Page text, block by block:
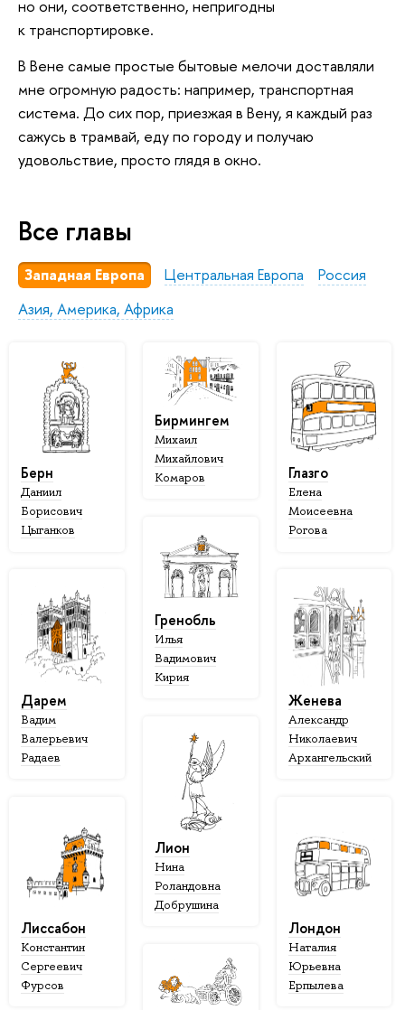
но они, соответственно, непригодны
к транспортировке.
В Вене самые простые бытовые мелочи доставляли
мне огромную радость: например, транспортная
система. До сих пор, приезжая в Вену, я каждый раз
сажусь в трамвай, еду по городу и получаю
удовольствие, просто глядя в окно.
Все главы
Западная Европа Центральная Европа
Россия
Азия, Америка, Африка
Берн
Даниил
Борисович
Цыганков
Бирмингем
Михаил
Михайлович
Комаров
Глазго
Елена
Моисеевна
Рогова
Гренобль
Илья
Вадимович
Кирия
Дарем
Вадим
Валерьевич
Радаев
Женева
Александр
Николаевич
Архангельский
Лион
Нина
Роландовна
Добрушина
Лиссабон
Константин
Сергеевич
Фурсов
Лондон
Наталия
Юрьевна
Ерпылева